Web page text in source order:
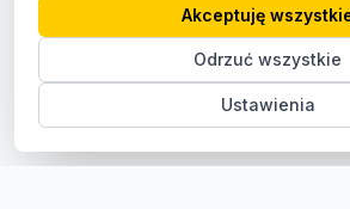
Ustawienia
Odrzuć wszystkie
Akceptuję